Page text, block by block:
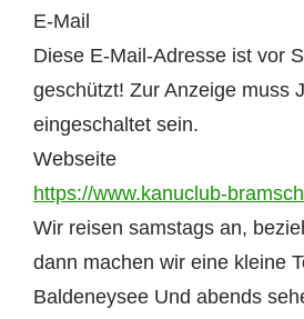
E-Mail
Diese E-Mail-Adresse ist vor
geschützt! Zur Anzeige muss
eingeschaltet sein.
Webseite
https://www.kanuclub-
Wir reisen samstags an,
dann machen wir eine kleine
Baldeneysee Und abends